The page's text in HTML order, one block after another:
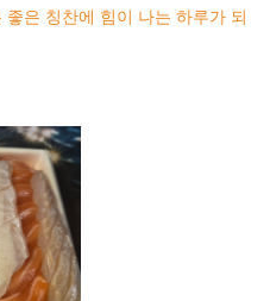
은 칭찬에 힘이 나는 하루가 되